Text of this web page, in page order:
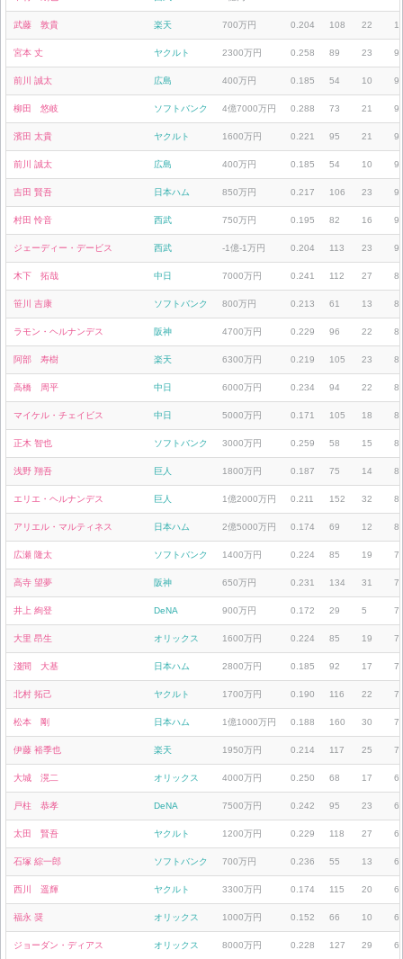
武藤 敦貴 楽天 700万円 0.204 108 22
宮本 丈 ヤクルト 2300万円 0.258 89 23 9
前川 誠太 広島 400万円 0.185 54 10 9
柳田 悠岐 ソフトバンク 4億7000万円 0.288 73 21 9
濱田 太貴 ヤクルト 1600万円 0.221 95 21 9
前川 誠太 広島 400万円 0.185 54 10 9
吉田 賢吾 日本ハム 850万円 0.217 106 23 9
村田 怜音 西武 750万円 0.195 82 16 9
ジェーディー・デービス 西武 -1億-1万円 0.204 113 23 9
木下 拓哉 中日 7000万円 0.241 112 27 8
笹川 吉康 ソフトバンク 800万円 0.213 61 13 8
ラモン・ヘルナンデス 阪神 4700万円 0.229 96 22 8
阿部 寿樹 楽天 6300万円 0.219 105 23 8
高橋 周平 中日 6000万円 0.234 94 22 8
マイケル・チェイビス 中日 5000万円 0.171 105 18 8
正木 智也 ソフトバンク 3000万円 0.259 58 15 8
浅野 翔吾 巨人 1800万円 0.187 75 14 8
エリエ・ヘルナンデス 巨人 1億2000万円 0.211 152 32 8
アリエル・マルティネス 日本ハム 2億5000万円 0.174 69 12 8
広瀬 隆太 ソフトバンク 1400万円 0.224 85 19 7
高寺 望夢 阪神 650万円 0.231 134 31 7
井上 絢登 DeNA 900万円 0.172 29 5 7
大里 昂生 オリックス 1600万円 0.224 85 19 7
淺間 大基 日本ハム 2800万円 0.185 92 17 7
北村 拓己 ヤクルト 1700万円 0.190 116 22 7
松本 剛 日本ハム 1億1000万円 0.188 160 30 7
伊藤 裕季也 楽天 1950万円 0.214 117 25 7
大城 滉二 オリックス 4000万円 0.250 68 17 6
戸柱 恭孝 DeNA 7500万円 0.242 95 23 6
太田 賢吾 ヤクルト 1200万円 0.229 118 27 6
石塚 綜一郎 ソフトバンク 700万円 0.236 55 13 6
西川 遥輝 ヤクルト 3300万円 0.174 115 20 6
福永 奨 オリックス 1000万円 0.152 66 10 6
ジョーダン・ディアス オリックス 8000万円 0.228 127 29 6